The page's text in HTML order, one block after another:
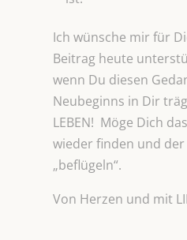
Ich wünsche mir für
Beitrag heute
wenn Du diesen
Neubeginns in Dir
LEBEN! Möge Dich
wieder finden und
„beflügeln“.
Von Herzen und mit